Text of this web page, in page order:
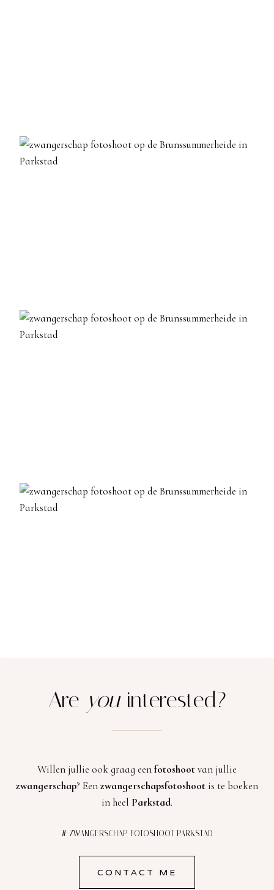
Are youinterested?
Willen jullie ook graag eenfotoshootvan jullie
zwangerschap? Eenzwangerschapsfotoshoot is te boeken
in heel Parkstad.
# ZWANGERSCHAP FOTOSHOOT PARKSTAD
CONTACT ME